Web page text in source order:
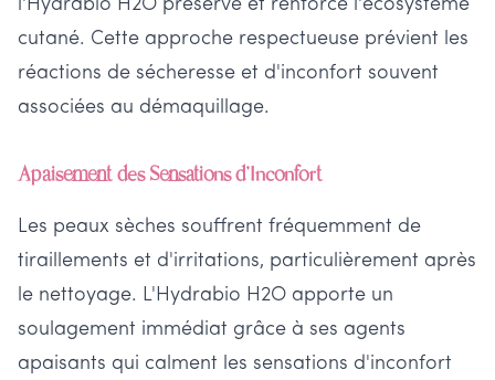
l'Hydrabio H2O préserve et renforce l'écosystème
cutané. Cette approche respectueuse prévient les
réactions de sécheresse et d'inconfort souvent
associées au démaquillage.
Apaisement des Sensations d'Inconfort
Les peaux sèches souffrent fréquemment de
tiraillements et d'irritations, particulièrement après
le nettoyage. L'Hydrabio H2O apporte un
soulagement immédiat grâce à ses agents
apaisants qui calment les sensations d'inconfort